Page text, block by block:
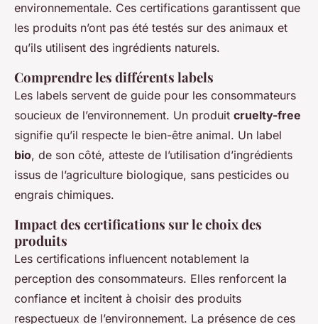
environnementale. Ces certifications garantissent que
les produits n’ont pas été testés sur des animaux et
qu’ils utilisent des ingrédients naturels.
Comprendre les différents labels
Les labels servent de guide pour les consommateurs
soucieux de l’environnement. Un produit cruelty-free
signifie qu’il respecte le bien-être animal. Un label
bio, de son côté, atteste de l’utilisation d’ingrédients
issus de l’agriculture biologique, sans pesticides ou
engrais chimiques.
Impact des certifications sur le choix des
produits
Les certifications influencent notablement la
perception des consommateurs. Elles renforcent la
confiance et incitent à choisir des produits
respectueux de l’environnement. La présence de ces